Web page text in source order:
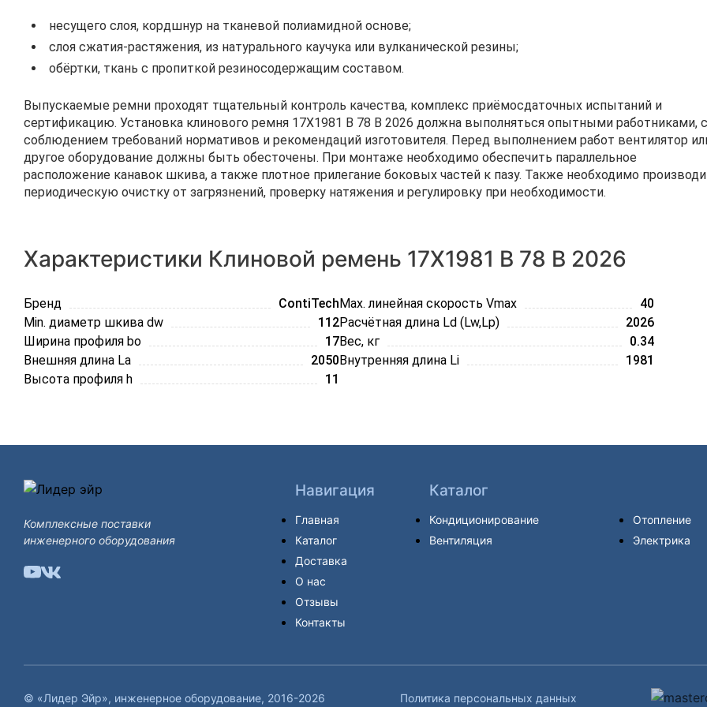
несущего слоя, кордшнур на тканевой полиамидной основе;
слоя сжатия-растяжения, из натурального каучука или вулканической резины;
обёртки, ткань с пропиткой резиносодержащим составом.
Выпускаемые ремни проходят тщательный контроль качества, комплекс приёмосдаточных испытаний и
сертификацию. Установка клинового ремня 17Х1981 B 78 В 2026 должна выполняться опытными работниками, с
соблюдением требований нормативов и рекомендаций изготовителя. Перед выполнением работ вентилятор
другое оборудование должны быть обесточены. При монтаже необходимо обеспечить параллельное
расположение канавок шкива, а также плотное прилегание боковых частей к пазу. Также необходимо
периодическую очистку от загрязнений, проверку натяжения и регулировку при необходимости.
Характеристики Клиновой ремень 17Х1981 B 78 В 2026
Бренд ContiTechMax. линейная скорость Vmax
40
Min. диаметр шкива dw
112Расчётная длина Ld (Lw,Lp)
2026
Ширина профиля bo
17Вес, кг
0.34
Внешняя длина La
2050Внутренняя длина Li
1981
Высота профиля h
11
Комплексные поставки
инженерного оборудования
Навигация
Главная
Каталог
Доставка
О нас
Отзывы
Контакты
Каталог
Кондиционирование
Вентиляция
Отопление
Электрика
© «Лидер Эйр», инженерное оборудование, 2016-2026 Политика персональных данных